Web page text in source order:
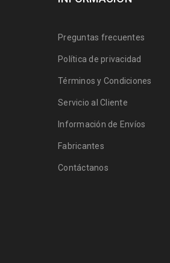
Preguntas frecuentes
Política de privacidad
Términos y Condiciones
Servicio al Cliente
Información de Envíos
Fabricantes
Contáctanos